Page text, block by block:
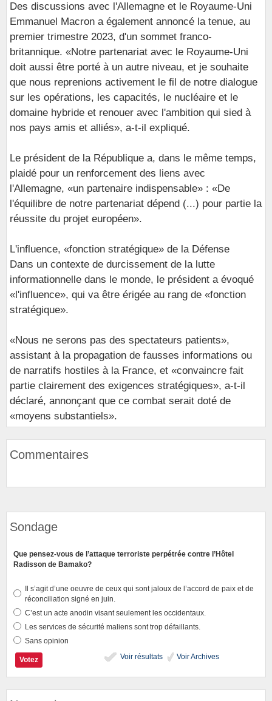
Des discussions avec l'Allemagne et le Royaume-Uni
Emmanuel Macron a également annoncé la tenue, au
premier trimestre 2023, d'un sommet franco-
britannique. «Notre partenariat avec le Royaume-Uni
doit aussi être porté à un autre niveau, et je souhaite
que nous reprenions activement le fil de notre dialogue
sur les opérations, les capacités, le nucléaire et le
domaine hybride et renouer avec l'ambition qui sied à
nos pays amis et alliés», a-t-il expliqué.
Le président de la République a, dans le même temps,
plaidé pour un renforcement des liens avec
l'Allemagne, «un partenaire indispensable» : «De
l'équilibre de notre partenariat dépend (...) pour partie la
réussite du projet européen».
L'influence, «fonction stratégique» de la Défense
Dans un contexte de durcissement de la lutte
informationnelle dans le monde, le président a évoqué
«l'influence», qui va être érigée au rang de «fonction
stratégique».
«Nous ne serons pas des spectateurs patients»,
assistant à la propagation de fausses informations ou
de narratifs hostiles à la France, et «convaincre fait
partie clairement des exigences stratégiques», a-t-il
déclaré, annonçant que ce combat serait doté de
«moyens substantiels».
Commentaires
Sondage
Que pensez-vous de l’attaque terroriste perpétrée contre l’Hôtel
Radisson de Bamako?
Il s’agit d’une oeuvre de ceux qui sont jaloux de l’accord de paix et de
réconciliation signé en juin.
C’est un acte anodin visant seulement les occidentaux.
Les services de sécurité maliens sont trop défaillants.
Sans opinion
Voir résultats
Voir Archives